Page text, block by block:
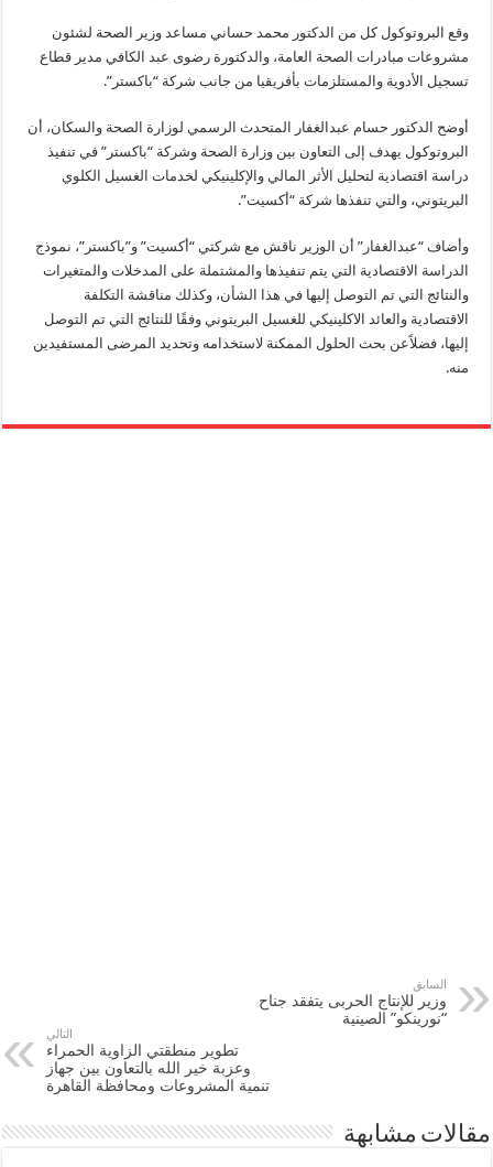
وقع البروتوكول كل من الدكتور محمد حساني مساعد وزير الصحة لشئون
مشروعات مبادرات الصحة العامة، والدكتورة رضوى عبد الكافي مدير قطاع
تسجيل الأدوية والمستلزمات بأفريقيا من جانب شركة “باكستر”.
أوضح الدكتور حسام عبدالغفار المتحدث الرسمي لوزارة الصحة والسكان، أن
البروتوكول يهدف إلى التعاون بين وزارة الصحة وشركة “باكستر” في تنفيذ
دراسة اقتصادية لتحليل الأثر المالي والإكلينيكي لخدمات الغسيل الكلوي
البريتوني، والتي تنفذها شركة “أكسيت”.
وأضاف “عبدالغفار” أن الوزير ناقش مع شركتي “أكسيت” و”باكستر”، نموذج
الدراسة الاقتصادية التي يتم تنفيذها والمشتملة على المدخلات والمتغيرات
والنتائج التي تم التوصل إليها في هذا الشأن، وكذلك مناقشة التكلفة
الاقتصادية والعائد الاكلينيكي للغسيل البريتوني وفقًا للنتائج التي تم التوصل
إليها، فضلاًعن بحث الحلول الممكنة لاستخدامه وتحديد المرضى المستفيدين
منه.
السابق
وزير للإنتاج الحربى يتفقد جناح
“نورينكو” الصينية
التالي
تطوير منطقتي الزاوية الحمراء
وعزبة خير الله بالتعاون بين جهاز
تنمية المشروعات ومحافظة القاهرة
مقالات مشابهة